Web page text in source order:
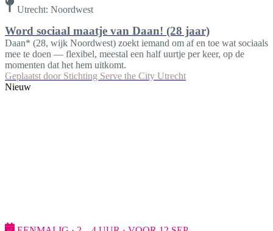
Utrecht: Noordwest
Word sociaal maatje van Daan! (28 jaar)
Daan* (28, wijk Noordwest) zoekt iemand om af en toe wat sociaals
mee te doen — flexibel, meestal een half uurtje per keer, op de
momenten dat het hem uitkomt.
Geplaatst door Stichting Serve the City Utrecht
Nieuw